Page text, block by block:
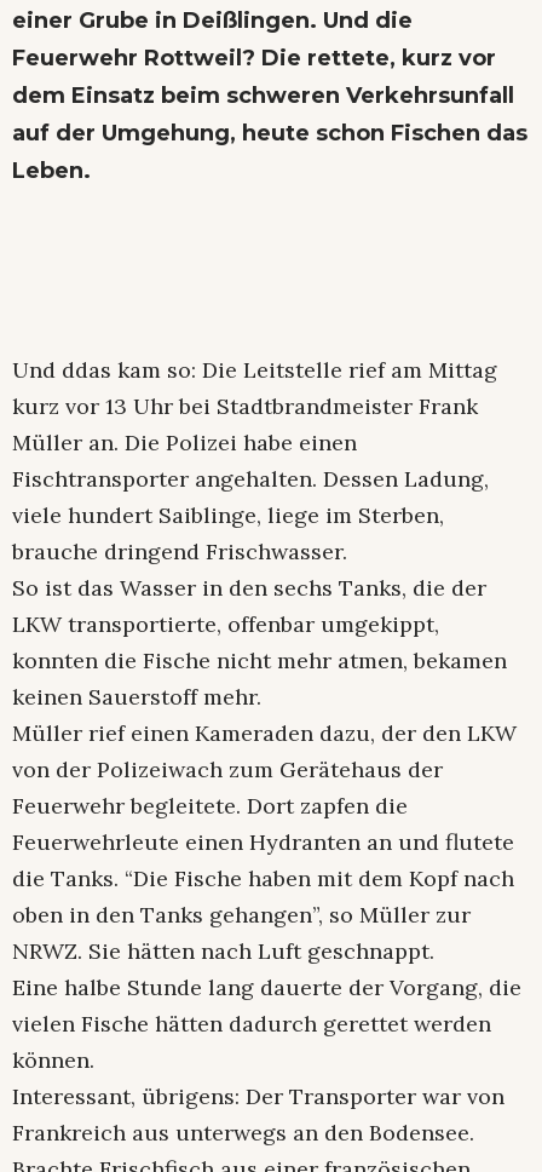
einer Grube in Deißlingen. Und die
Feuerwehr Rottweil? Die rettete, kurz vor
dem Einsatz beim schweren Verkehrsunfall
auf der Umgehung, heute schon Fischen das
Leben.
Und ddas kam so: Die Leitstelle rief am Mittag
kurz vor 13 Uhr bei Stadtbrandmeister Frank
Müller an. Die Polizei habe einen
Fischtransporter angehalten. Dessen Ladung,
viele hundert Saiblinge, liege im Sterben,
brauche dringend Frischwasser.
So ist das Wasser in den sechs Tanks, die der
LKW transportierte, offenbar umgekippt,
konnten die Fische nicht mehr atmen, bekamen
keinen Sauerstoff mehr.
Müller rief einen Kameraden dazu, der den LKW
von der Polizeiwach zum Gerätehaus der
Feuerwehr begleitete. Dort zapfen die
Feuerwehrleute einen Hydranten an und flutete
die Tanks. “Die Fische haben mit dem Kopf nach
oben in den Tanks gehangen”, so Müller zur
NRWZ. Sie hätten nach Luft geschnappt.
Eine halbe Stunde lang dauerte der Vorgang, die
vielen Fische hätten dadurch gerettet werden
können.
Interessant, übrigens: Der Transporter war von
Frankreich aus unterwegs an den Bodensee.